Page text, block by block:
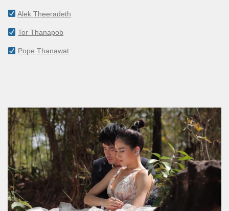
Alek Theeradeth
Tor Thanapob
Pope Thanawat